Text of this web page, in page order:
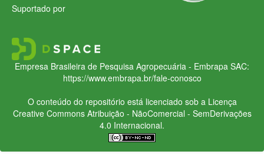
Suportado por
Empresa Brasileira de Pesquisa Agropecuária - Embrapa SAC:
https://www.embrapa.br/fale-conosco
O conteúdo do repositório está licenciado sob a Licença
Creative CommonsAtribuição - NãoComercial - SemDerivações
4.0 Internacional.